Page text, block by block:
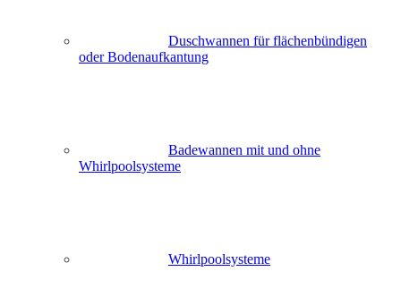
Duschwannen für flächenbündigen
oder Bodenaufkantung
Badewannen mit und ohne
Whirlpoolsysteme
Whirlpoolsysteme